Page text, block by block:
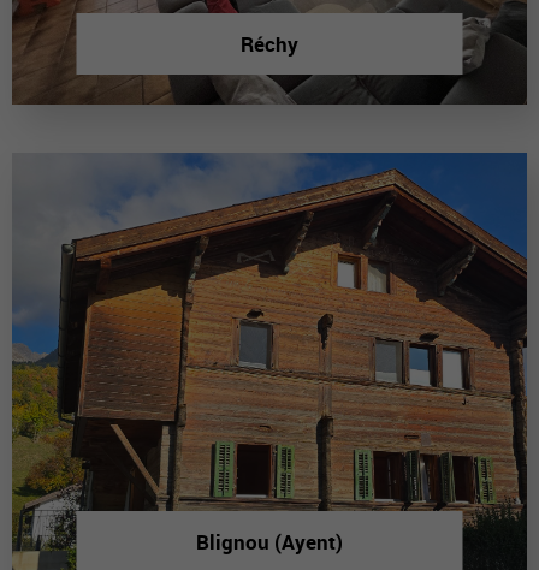
Réchy
Blignou (Ayent)